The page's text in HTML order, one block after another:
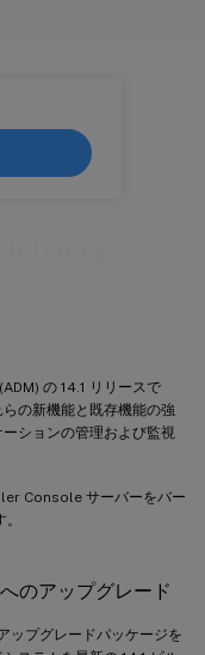
の 14.1 リリースで
の新機能と既存機能の強
ションの管理および監視
Console サーバーをバー
のアップグレード
プグレードパッケージを